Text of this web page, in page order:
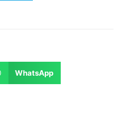
WhatsApp